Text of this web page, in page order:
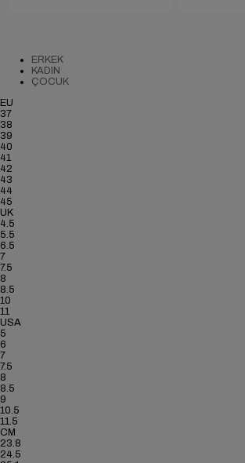
ERKEK
KADIN
ÇOCUK
EU
37
38
39
40
41
42
43
44
45
UK
4.5
5.5
6.5
7
7.5
8
8.5
10
11
USA
5
6
7
7.5
8
8.5
9
10.5
11.5
CM
23.8
24.5